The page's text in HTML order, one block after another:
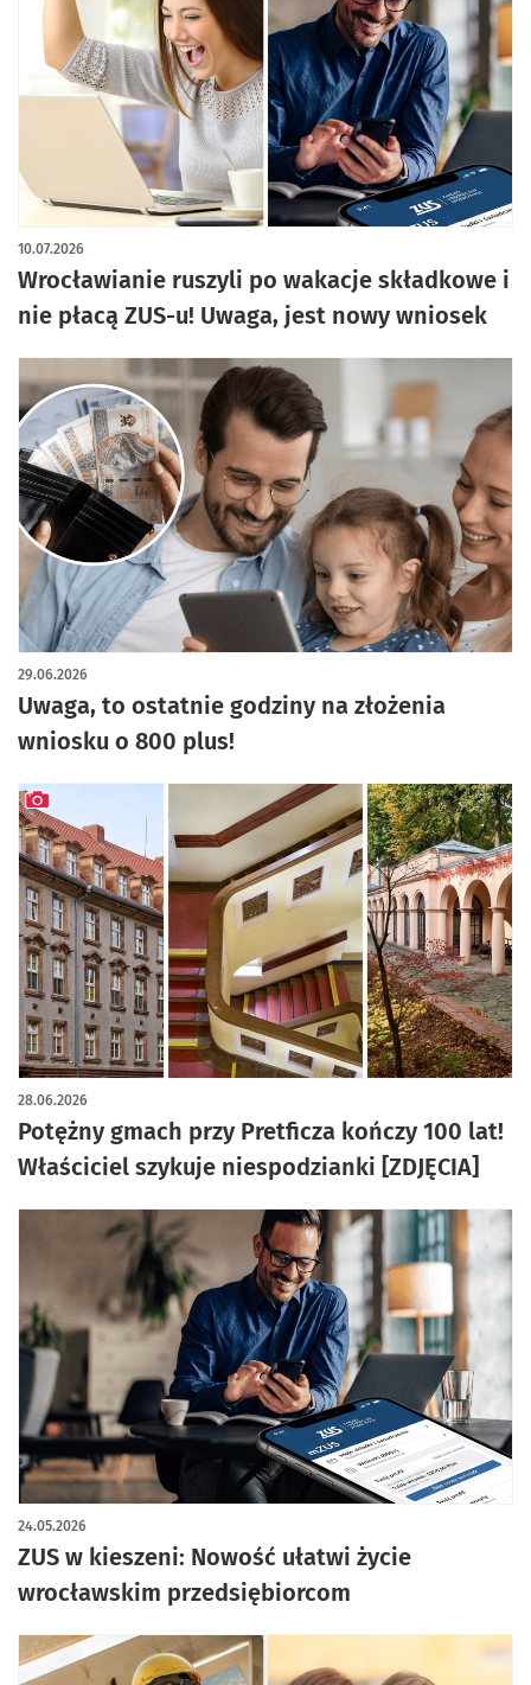
Wrocławianie ruszyli po wakacje składkowe i
nie płacą ZUS-u! Uwaga, jest nowy wniosek
10.07.2026
artykuł z galerią zdjęć
Uwaga, to ostatnie godziny na złożenia
wniosku o 800 plus!
29.06.2026
Potężny gmach przy Pretficza kończy 100 lat!
Właściciel szykuje niespodzianki [ZDJĘCIA]
28.06.2026
artykuł z galerią zdjęć
ZUS w kieszeni: Nowość ułatwi życie
wrocławskim przedsiębiorcom
24.05.2026